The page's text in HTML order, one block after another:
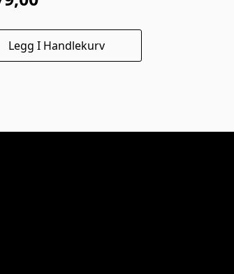
Legg I Handlekurv